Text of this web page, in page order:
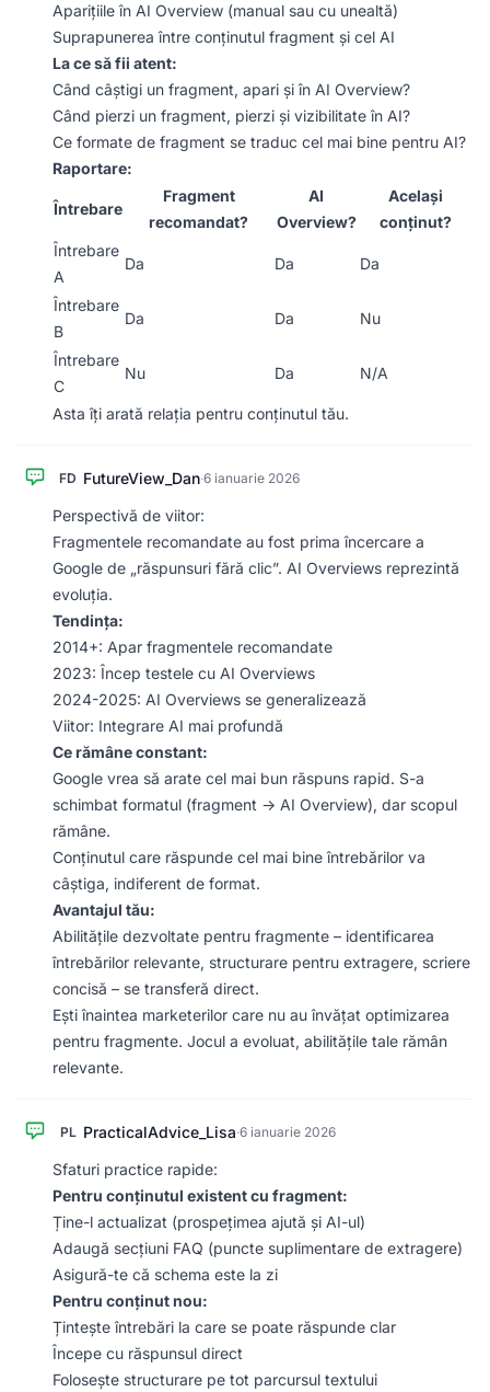
Aparițiile în AI Overview (manual sau cu unealtă)
Suprapunerea între conținutul fragment și cel AI
La ce să fii atent:
Când câștigi un fragment, apari și în AI Overview?
Când pierzi un fragment, pierzi și vizibilitate în AI?
Ce formate de fragment se traduc cel mai bine pentru AI?
Raportare:
Întrebare
Fragment
recomandat?
AI
Overview?
Același
conținut?
Întrebare
A
Da Da Da
Întrebare
B
Da Da Nu
Întrebare
C
Nu Da N/A
Asta îți arată relația pentru conținutul tău.
FD FutureView_Dan·6 ianuarie 2026
Perspectivă de viitor:
Fragmentele recomandate au fost prima încercare a
Google de „răspunsuri fără clic”. AI Overviews reprezintă
evoluția.
Tendința:
2014+: Apar fragmentele recomandate
2023: Încep testele cu AI Overviews
2024-2025: AI Overviews se generalizează
Viitor: Integrare AI mai profundă
Ce rămâne constant:
Google vrea să arate cel mai bun răspuns rapid. S-a
schimbat formatul (fragment -> AI Overview), dar scopul
rămâne.
Conținutul care răspunde cel mai bine întrebărilor va
câștiga, indiferent de format.
Avantajul tău:
Abilitățile dezvoltate pentru fragmente – identificarea
întrebărilor relevante, structurare pentru extragere, scriere
concisă – se transferă direct.
Ești înaintea marketerilor care nu au învățat optimizarea
pentru fragmente. Jocul a evoluat, abilitățile tale rămân
relevante.
PL PracticalAdvice_Lisa·6 ianuarie 2026
Sfaturi practice rapide:
Pentru conținutul existent cu fragment:
Ține-l actualizat (prospețimea ajută și AI-ul)
Adaugă secțiuni FAQ (puncte suplimentare de extragere)
Asigură-te că schema este la zi
Pentru conținut nou:
Țintește întrebări la care se poate răspunde clar
Începe cu răspunsul direct
Folosește structurare pe tot parcursul textului